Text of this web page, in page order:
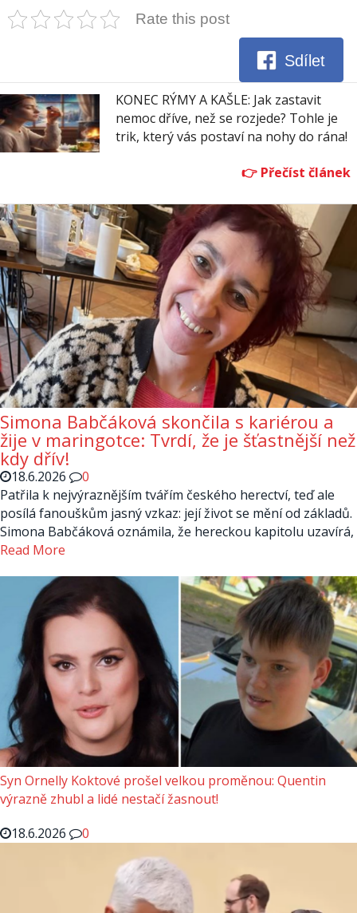
Rate this post
Sdílet
KONEC RÝMY A KAŠLE: Jak zastavit
nemoc dříve, než se rozjede? Tohle je
trik, který vás postaví na nohy do rána!
Simona Babčáková skončila s kariérou a
žije v maringotce: Tvrdí, že je šťastnější než
kdy dřív!
18.6.2026
0
Patřila k nejvýraznějším tvářím českého herectví, teď ale
posílá fanouškům jasný vzkaz: její život se mění od základů.
Simona Babčáková oznámila, že hereckou kapitolu uzavírá,
Read More
Syn Ornelly Koktové prošel velkou proměnou: Quentin
výrazně zhubl a lidé nestačí žasnout!
18.6.2026
0